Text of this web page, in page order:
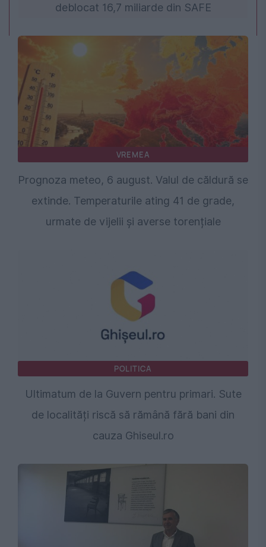
deblocat 16,7 miliarde din SAFE
VREMEA
Prognoza meteo, 6 august. Valul de căldură se
extinde. Temperaturile ating 41 de grade,
urmate de vijelii și averse torențiale
POLITICA
Ultimatum de la Guvern pentru primari. Sute
de localități riscă să rămână fără bani din
cauza Ghiseul.ro